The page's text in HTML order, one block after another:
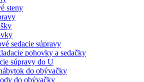
steny
sedacie súpravy
pohovky a sedačky
súpravy do U
do obývačky
do obývačky